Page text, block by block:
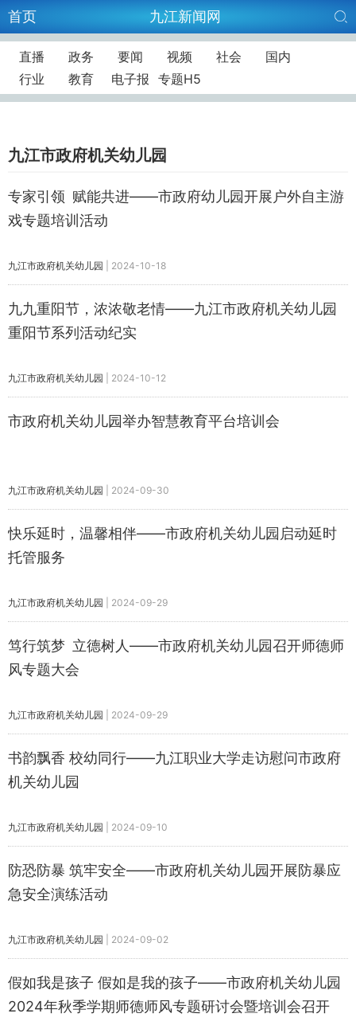
首页 九江新闻网
直播 政务 要闻 视频 社会
国内
行业
教育 电子报 专题H5
九江市政府机关幼儿园
专家引领 赋能共进——市政府幼儿园开展户外自主游
戏专题培训活动
九江市政府机关幼儿园 2024-10-18
九九重阳节，浓浓敬老情——九江市政府机关幼儿园
重阳节系列活动纪实
九江市政府机关幼儿园 2024-10-12
市政府机关幼儿园举办智慧教育平台培训会
九江市政府机关幼儿园 2024-09-30
快乐延时，温馨相伴——市政府机关幼儿园启动延时
托管服务
九江市政府机关幼儿园 2024-09-29
笃行筑梦 立德树人——市政府机关幼儿园召开师德师
风专题大会
九江市政府机关幼儿园 2024-09-29
书韵飘香 校幼同行——九江职业大学走访慰问市政府
机关幼儿园
九江市政府机关幼儿园 2024-09-10
防恐防暴 筑牢安全——市政府机关幼儿园开展防暴应
急安全演练活动
九江市政府机关幼儿园 2024-09-02
假如我是孩子 假如是我的孩子——市政府机关幼儿园
2024年秋季学期师德师风专题研讨会暨培训会召开